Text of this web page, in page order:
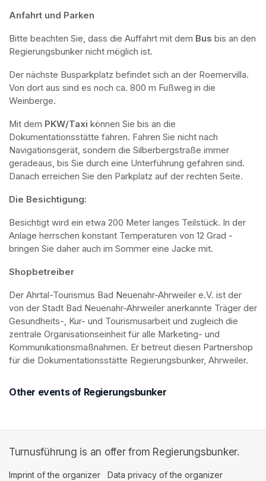
Anfahrt und Parken
Bitte beachten Sie, dass die Auffahrt mit dem Bus bis an den
Regierungsbunker nicht möglich ist.
Der nächste Busparkplatz befindet sich an der Roemervilla.
Von dort aus sind es noch ca. 800 m Fußweg in die
Weinberge.
Mit dem PKW/Taxi können Sie bis an die
Dokumentationsstätte fahren. Fahren Sie nicht nach
Navigationsgerät, sondern die Silberbergstraße immer
geradeaus, bis Sie durch eine Unterführung gefahren sind.
Danach erreichen Sie den Parkplatz auf der rechten Seite.
Die Besichtigung:
Besichtigt wird ein etwa 200 Meter langes Teilstück. In der
Anlage herrschen konstant Temperaturen von 12 Grad -
bringen Sie daher auch im Sommer eine Jacke mit.
Shopbetreiber
Der Ahrtal-Tourismus Bad Neuenahr-Ahrweiler e.V. ist der
von der Stadt Bad Neuenahr-Ahrweiler anerkannte Träger der
Gesundheits-, Kur- und Tourismusarbeit und zugleich die
zentrale Organisationseinheit für alle Marketing- und
Kommunikationsmaßnahmen. Er betreut diesen Partnershop
für die Dokumentationsstätte Regierungsbunker, Ahrweiler.
Other events of Regierungsbunker
Turnusführung is an offer from Regierungsbunker.
Imprint of the organizer (opens in a new tab)
Data privacy of the organizer